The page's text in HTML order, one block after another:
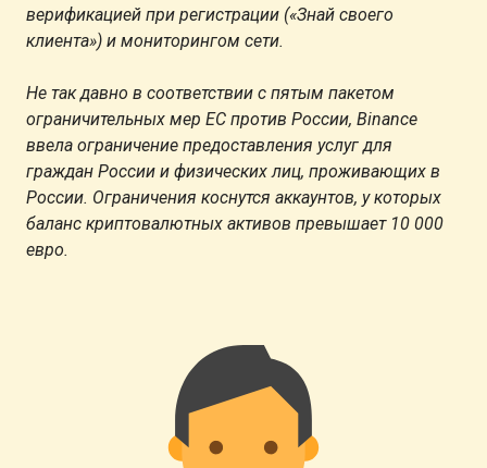
верификацией при регистрации («Знай своего
клиента») и мониторингом сети.
Не так давно в соответствии с пятым пакетом
ограничительных мер ЕС против России, Binance
ввела ограничение предоставления услуг для
граждан России и физических лиц, проживающих в
России. Ограничения коснутся аккаунтов, у которых
баланс криптовалютных активов превышает 10 000
евро.